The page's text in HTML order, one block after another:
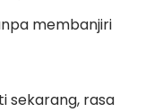
membanjiri
sekarang, rasa